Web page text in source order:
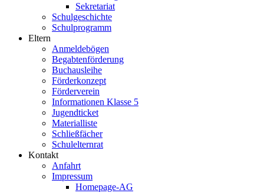
Sekretariat
Schulgeschichte
Schulprogramm
Eltern
Anmeldebögen
Begabtenförderung
Buchausleihe
Förderkonzept
Förderverein
Informationen Klasse 5
Jugendticket
Materialliste
Schließfächer
Schulelternrat
Kontakt
Anfahrt
Impressum
Homepage-AG